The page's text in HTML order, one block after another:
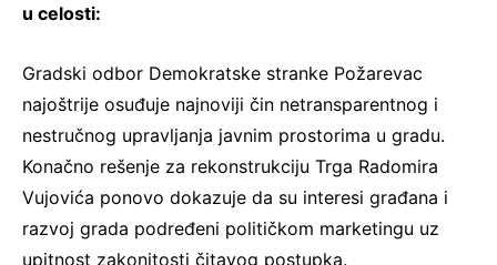
u celosti:
Gradski odbor Demokratske stranke Požarevac
najoštrije osuđuje najnoviji čin netransparentnog i
nestručnog upravljanja javnim prostorima u gradu.
Konačno rešenje za rekonstrukciju Trga Radomira
Vujovića ponovo dokazuje da su interesi građana i
razvoj grada podređeni političkom marketingu uz
upitnost zakonitosti čitavog postupka.